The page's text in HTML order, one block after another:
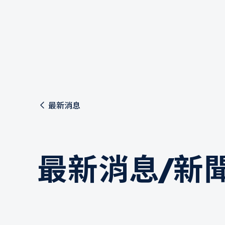
最新消息
最新消息/新